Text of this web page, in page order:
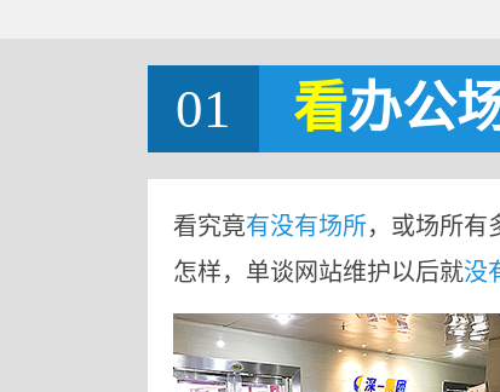
01 看办公
看究竟有没有场所，或场所有
怎样，单谈网站维护以后就没